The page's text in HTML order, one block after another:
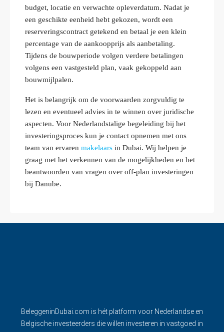
budget, locatie en verwachte opleverdatum. Nadat je
een geschikte eenheid hebt gekozen, wordt een
reserveringscontract getekend en betaal je een klein
percentage van de aankoopprijs als aanbetaling.
Tijdens de bouwperiode volgen verdere betalingen
volgens een vastgesteld plan, vaak gekoppeld aan
bouwmijlpalen.
Het is belangrijk om de voorwaarden zorgvuldig te
lezen en eventueel advies in te winnen over juridische
aspecten. Voor Nederlandstalige begeleiding bij het
investeringsproces kun je contact opnemen met ons
team van ervaren makelaars in Dubai. Wij helpen je
graag met het verkennen van de mogelijkheden en het
beantwoorden van vragen over off-plan investeringen
bij Danube.
BeleggeninDubai.com is hét platform voor Nederlandse en
Belgische investeerders die willen investeren in vastgoed in